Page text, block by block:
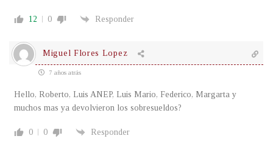
12 0 Responder
Miguel Flores Lopez
7 años atrás
Hello, Roberto, Luis ANEP, Luis Mario, Federico, Margarta y
muchos mas ya devolvieron los sobresueldos?
0 0 Responder